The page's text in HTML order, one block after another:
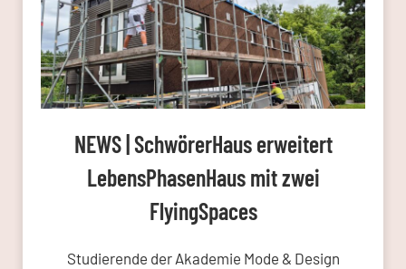
NEWS | SchwörerHaus erweitert
LebensPhasenHaus mit zwei
FlyingSpaces
Studierende der Akademie Mode & Design